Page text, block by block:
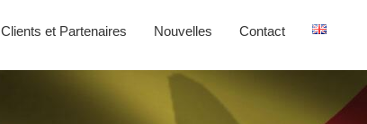
Clients et Partenaires Nouvelles Contact